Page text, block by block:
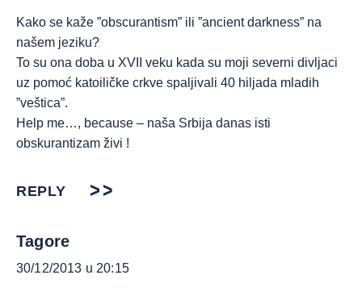
Kako se kaže ”obscurantism” ili ”ancient darkness” na
našem jeziku?
To su ona doba u XVII veku kada su moji severni divljaci
uz pomoć katoiličke crkve spaljivali 40 hiljada mladih
”veštica”.
Help me…, because – naša Srbija danas isti
obskurantizam živi !
REPLY
Tagore
30/12/2013 u 20:15